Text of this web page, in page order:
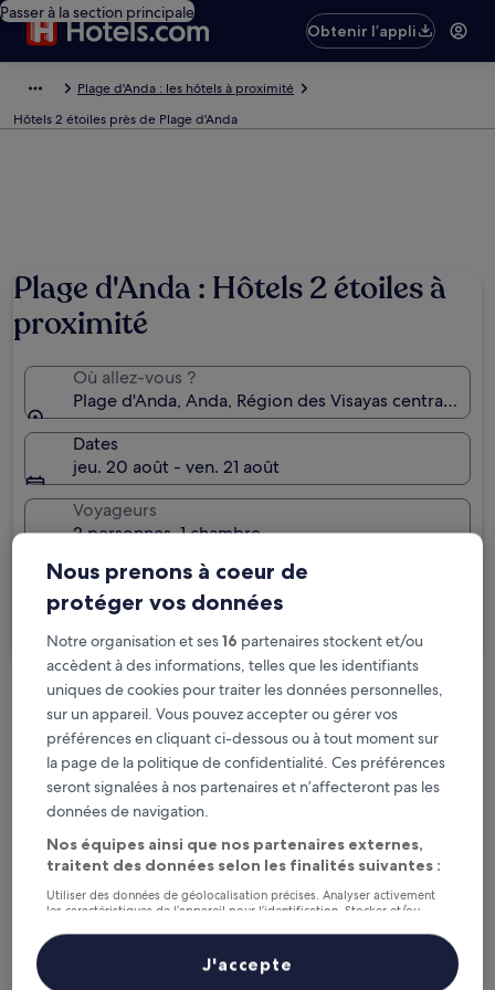
Passer à la section principale
Obtenir l’appli
Plage d'Anda : les hôtels à proximité
Hôtels 2 étoiles près de Plage d'Anda
Plage d'Anda : Hôtels 2 étoiles à
proximité
Où allez-vous ?
Plage d'Anda, Anda, Région des Visayas centrales,
Dates
jeu. 20 août - ven. 21 août
Voyageurs
2 personnes, 1 chambre
Je voyage pour affaires
Options d’annulation gratuite en cas de
changement de programme
Gagnez des récompenses pour chaque
nuit séjournée
Économisez plus grâce aux Prix membres
Consultez les prix pour ces dates
Nous prenons à coeur de
protéger vos données
Notre organisation et ses16 partenaires stockent et/ou
accèdent à des informations, telles que les identifiants
uniques de cookies pour traiter les données personnelles,
sur un appareil. Vous pouvez accepter ou gérer vos
préférences en cliquant ci-dessous ou à tout moment sur
la page de la politique de confidentialité. Ces préférences
seront signalées à nos partenaires et n’affecteront pas les
données de navigation.
Nos équipes ainsi que nos partenaires externes,
traitent des données selon les finalités suivantes :
Utiliser des données de géolocalisation précises. Analyser activement
les caractéristiques de l’appareil pour l’identification. Stocker et/ou
personnalisés, mesure de performance des publicités et du contenu,
études d’audience et développement de services.
Liste de nos partenaires (fournisseurs)
J'accepte